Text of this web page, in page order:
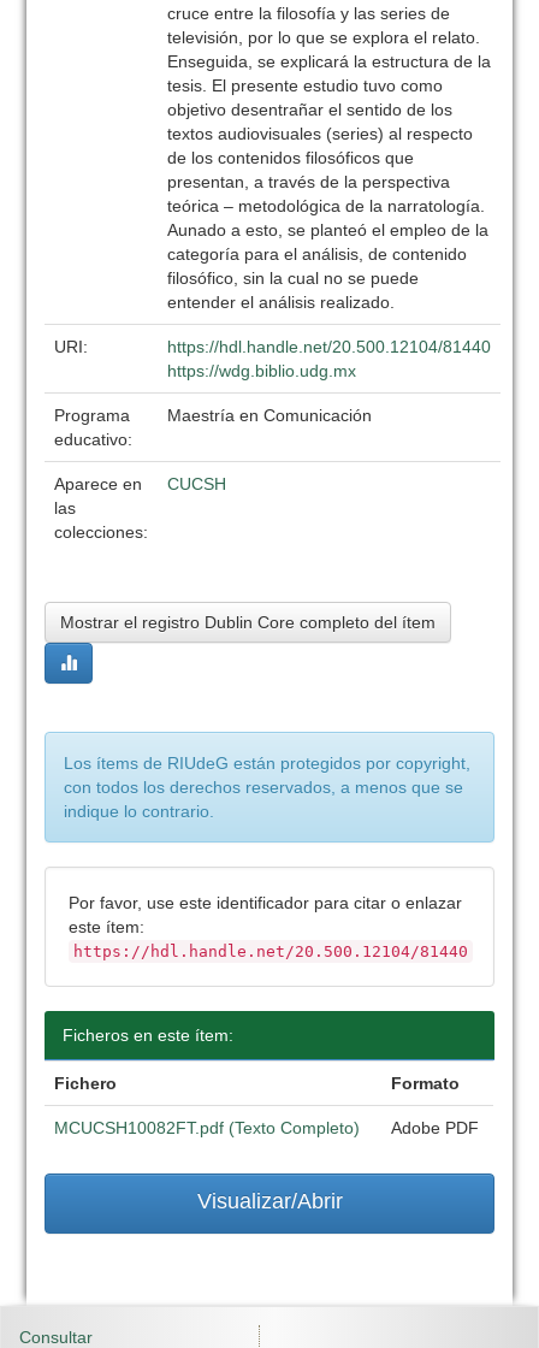
cruce entre la filosofía y las series de
televisión, por lo que se explora el relato.
Enseguida, se explicará la estructura de la
tesis. El presente estudio tuvo como
objetivo desentrañar el sentido de los
textos audiovisuales (series) al respecto
de los contenidos filosóficos que
presentan, a través de la perspectiva
teórica – metodológica de la narratología.
Aunado a esto, se planteó el empleo de la
categoría para el análisis, de contenido
filosófico, sin la cual no se puede
entender el análisis realizado.
URI:
https://hdl.handle.net/20.500.12104/81440
https://wdg.biblio.udg.mx
Programa
educativo:
Maestría en Comunicación
Aparece en
las
colecciones:
CUCSH
Mostrar el registro Dublin Core completo del ítem
Los ítems de RIUdeG están protegidos por copyright,
con todos los derechos reservados, a menos que se
indique lo contrario.
Por favor, use este identificador para citar o enlazar
este ítem:
https://hdl.handle.net/20.500.12104/81440
Ficheros en este ítem:
Fichero Formato
MCUCSH10082FT.pdf (Texto Completo) Adobe PDF
Visualizar/Abrir
Consultar